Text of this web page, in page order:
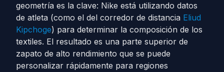
geometría es la clave: Nike está utilizando datos
de atleta (como el del corredor de distancia Eliud
Kipchoge) para determinar la composición de los
textiles. El resultado es una parte superior de
zapato de alto rendimiento que se puede
personalizar rápidamente para regiones